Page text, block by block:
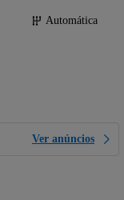
Automática
Ver anúncios